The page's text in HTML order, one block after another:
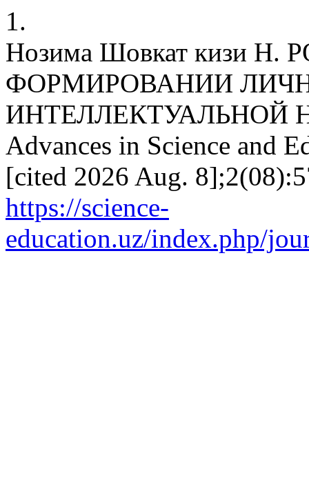
1.
Нозима Шовкат кизи
ФОРМИРОВАНИИ
ИНТЕЛЛЕКТУАЛЬНОЙ
Advances in Science and
[cited 2026 Aug.
https://science-
education.uz/index.php/